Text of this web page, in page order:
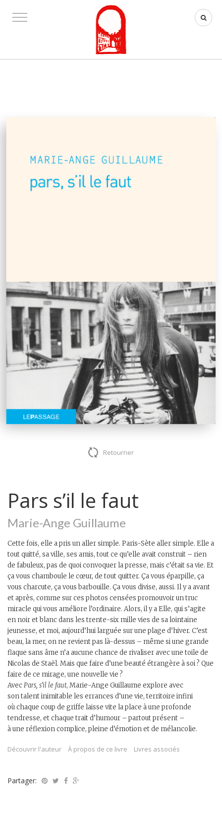
Marie-Ange Guillaume
Retourner
Pars s’il le faut
Marie-Ange Guillaume
Cette fois, elle a pris un aller simple. Paris-Sète aller simple. Elle a
tout quitté, sa ville, ses amis, tout ce qu’elle avait construit – rien
de fabuleux, pas de quoi convoquer la presse, mais c’était sa vie. Et
ça vous chamboule le cœur, de tout quitter. Ça vous éparpille, ça
vous charcute, ça vous barbouille. Ça vous divise, aussi. Il y a avant
et après, comme sur ces photos censées promouvoir un truc
miracle qui vous améliore l’ordinaire. Alors, il y a Elle, qui s’agite
en noir et blanc dans les trente-six mille vies de sa lointaine
jeunesse, et moi, aujourd’hui larguée sur une plage d’hiver. C’est
beau, la mer, on ne revient pas là-dessus – même si une grande
flaque sans âme n’a aucune chance de rivaliser avec une toile de
Nicolas de Staël. Mais que faire d’une beauté étrangère à soi ? Que
faire de ce mirage, une nouvelle vie ?
AvecPars, s’il le faut, Marie-Ange Guillaume explore avec
son talent inimitable les errances d’une vie, territoire infini
où chaque coup de griffe laisse vite la place à une profonde
tendresse, et chaque trait d’humour – partout présent –
à une réflexion complice, pleine d’émotion et de mélancolie.
Découvrir l'auteur À propos de ce livre Livres associés
Partager: